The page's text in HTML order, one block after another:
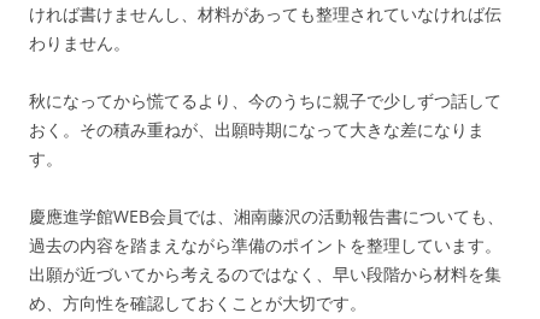
ければ書けませんし、材料があっても整理されていなければ伝
わりません。
秋になってから慌てるより、今のうちに親子で少しずつ話して
おく。その積み重ねが、出願時期になって大きな差になりま
す。
慶應進学館WEB会員では、湘南藤沢の活動報告書についても、
過去の内容を踏まえながら準備のポイントを整理しています。
出願が近づいてから考えるのではなく、早い段階から材料を集
め、方向性を確認しておくことが大切です。